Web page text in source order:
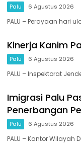
Palu 6 Agustus 2026
PALU – Perayaan hari
Kinerja Kanim
Palu 6 Agustus 2026
PALU – Inspektorat
Imigrasi Palu
Penerbangan
Palu 6 Agustus 2026
PALU – Kantor Wilayah